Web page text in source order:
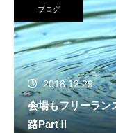
ブログ
2018.12.29
会場もフリーラン
路PartⅡ